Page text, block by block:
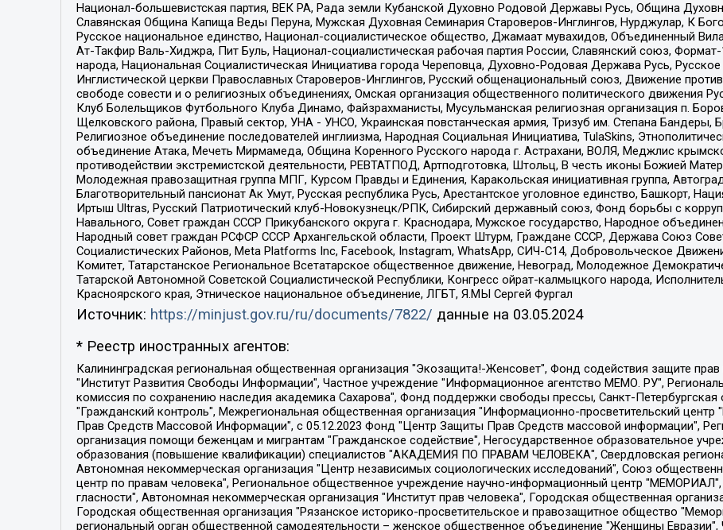
Национал-большевистская партия, ВЕК РА, Рада земли Кубанской Духовно Родовой Державы Русь, Община
Славянская Община Капища Веды Перуна, Мужская Духовная Семинария Староверов-Инглингов, Нурджулар, К
Русское национальное единство, Национал-социалистическое общество, Джамаат мувахидов, Объединенный
Ат-Такфир Валь-Хиджра, Пит Буль, Национал-социалистическая рабочая партия России, Славянский союз,
народа, Национальная Социалистическая Инициатива города Череповца, Духовно-Родовая Держава Русь,
Инглистической церкви Православных Староверов-Инглингов, Русский общенациональный союз, Движение
свободе совести и о религиозных объединениях, Омская организация общественного политического движения
Клуб Болельщиков Футбольного Клуба Динамо, Файзрахманисты, Мусульманская религиозная организация п.
Щелковского района, Правый сектор, УНА - УНСО, Украинская повстанческая армия, Тризуб им. Степана Бандеры,
Религиозное объединение последователей инглиизма, Народная Социальная Инициатива, TulaSkins,
объединение Атака, Мечеть Мирмамеда, Община Коренного Русского народа г. Астрахани, ВОЛЯ, Меджлис
противодействии экстремистской деятельности, РЕВТАТПОД, Артподготовка, Штольц, В честь иконы Божией
Молодежная правозащитная группа МПГ, Курсом Правды и Единения, Каракольская инициативная группа,
Благотворительный пансионат Ак Умут, Русская республика Русь, Арестантское уголовное единство, Башкорт,
Иртыш Ultras, Русский Патриотический клуб-Новокузнецк/РПК, Сибирский державный союз, Фонд борьбы с
Навального, Совет граждан СССР Прикубанского округа г. Краснодара, Мужское государство, Народное
Народный совет граждан РСФСР СССР Архангельской области, Проект Штурм, Граждане СССР, Держава Союз
Социалистических Районов, Meta Platforms Inc, Facebook, Instagram, WhatsApp, СИЧ-С14, Добровольческое
Комитет, Татарстанское Региональное Всетатарское общественное движение, Невоград, Молодежное
Татарской Автономной Советской Социалистической Республики, Конгресс ойрат-калмыцкого народа,
Красноярского края, Этническое национальное объединение, ЛГБТ, Я.МЫ Сергей Фургал
Источник: https://minjust.gov.ru/ru/documents/7822/ данные на 03.05.2024
* Реестр иностранных агентов:
Калининградская региональная общественная организация "Экозащита!-Женсовет", Фонд содействия защите прав и свобод граждан "Общественный вердикт", Фонд "Институт Развития Свободы Информации", Частное учреждение "Информационное агентство МЕМО. РУ", Региональная общественная организация "Общественная комиссия по сохранению наследия академика Сахарова", Фонд поддержки свободы прессы, Санкт-Петербургская общественная правозащитная организация "Гражданский контроль", Межрегиональная общественная организация "Информационно-просветительский центр "Мемориал", Региональный Фонд "Центр Защиты Прав Средств Массовой Информации", с 05.12.2023 Фонд "Центр Защиты Прав Средств массовой информации", Региональная общественная благотворительная организация помощи беженцам и мигрантам "Гражданское содействие", Негосударственное образовательное учреждение дополнительного профессионального образования (повышение квалификации) специалистов "АКАДЕМИЯ ПО ПРАВАМ ЧЕЛОВЕКА", Свердловская региональная общественная организация "Сутяжник", Автономная некоммерческая организация "Центр независимых социологических исследований", Союз общественных объединений "Российский исследовательский центр по правам человека", Региональное общественное учреждение научно-информационный центр "МЕМОРИАЛ", Некоммерческая организация "Фонд защиты гласности", Автономная некоммерческая организация "Институт прав человека", Городская общественная организация "Екатеринбургское общество "МЕМОРИАЛ", Городская общественная организация "Рязанское историко-просветительское и правозащитное общество "Мемориал" (Рязанский Мемориал), Челябинский региональный орган общественной самодеятельности – женское общественное объединение "Женщины Евразии", Челябинский региональный орган общественной самодеятельности "Уральская правозащитная группа", Фонд содействия защите здоровья и социальной справедливости имени Андрея Рылькова, Автономная Некоммерческая Организация "Аналитический Центр Юрия Левады", Автономная некоммерческая организация социальной поддержки населения "Проект Апрель", Региональная общественная организация помощи женщинам и детям, находящимся в кризисной ситуации "Информационно-методический центр "Анна", Фонд содействия развитию массовых коммуникаций и правовому просвещению "Так-так-Так", Фонд содействия устойчивому развитию "Серебряная тайга", Свердловский региональный общественный фонд социальных проектов "Новое время", "Idel.Реалии", Кавказ.Реалии, Крым.Реалии, Телеканал Настоящее Время, Татаро-башкирская служба Радио Свобода (Azatliq Radiosi), Радио Свободная Европа/Радио Свобода (PCE/PC), "Сибирь.Реалии", "Фактограф", Благотворительный фонд помощи осужденным и их семьям, Автономная некоммерческая организация "Институт глобализации и социальных движений", Фонд "В защиту прав заключенных", Частное учреждение "Центр поддержки и содействия развитию средств массовой информации", Пензенский региональный общественный благотворительный фонд "Гражданский союз", "Север.Реалии", Некоммерческая организация Фонд "Правовая инициатива", Общество с ограниченной ответственностью "Радио Свободная Европа/Радио Свобода", Чешское информационное агентство "MEDIUM-ORIENT", Красноярская региональная общественная организация "Мы против СПИДа", Камалягин Денис Николаевич, Маркелов Сергей Евгеньевич, Пономарев Лев Александрович, Савицкая Людмила Алексеевна, Автономная некоммерческая организация "Центр по работе с проблемой насилия "НАСИЛИЮ.НЕТ", Межрегиональный профессиональный союз работников здравоохранения "Альянс врачей", Юридическое лицо, зарегистрированное в Латвийской Республике, SIA "Medusa Project" (регистрационный номер 40103797863, дата регистрации 10.06.2014), Некоммерческая организация "Фонд по борьбе с коррупцией", Автономная некоммерческая организация "Институт права и публичной политики", Баданин Роман Сергеевич, Гликин Максим Александрович, Железнова Мария Михайловна, Лукьянова Юлия Сергеевна, Маетная Елизавета Витальевна, Маняхин Петр Борисович, Чуракова Ольга Владимировна, Ярош Юлия Петровна, Юридическое лицо "The Insider SIA", зарегистрированное в Риге, Латвийская Республика (дата регистрации 26.06.2015), являющееся администратором доменного имени интернет-издания "The Insider SIA", https://theins.ru, Постернак Алексей Евгеньевич, Рубин Михаил Аркадьевич, Анин Роман Александрович, Юридическое лицо Istories fonds, зарегистрированное в Латвийской Республике (регистрационный номер 50008295751, дата регистрации 24.02.2020), Великовский Дмитрий Александрович, Долинина Ирина Николаевна, Мароховская Алеся Алексеевна, Шлейнов Роман Юрьевич, Шмагун Олеся Валентиновна, Общество с ограниченной ответственностью "Альтаир 2021", Общество с ограниченной ответственностью "Вега 2021", Общество с ограниченной ответственностью "Главный редактор 2021", Общество с ограниченной ответственностью "Ромашки монолит", Важенков Артем Валерьевич, Ивановская областная общественная организация "Центр гендерных исследований", Гурман Юрий Альбертович, Медиапроект "ОВД-Инфо", Егоров Владимир Владимирович, Жилинский Владимир Александрович, Общество с ограниченной ответственностью "ЗП", Иванова София Юрьевна, Карезина Инна Павловна, Кильтау Екатерина Викторовна, Петров Алексей Викторович, Пискунов Сергей Евгеньевич, Смирнов Сергей Сергеевич, Тихонов Михаил Сергеевич, Общество с ограниченной ответственностью "ЖУРНАЛИСТ-ИНОСТРАННЫЙ АГЕНТ", Арапова Галина Юрьевна, Вольтская Татьяна Анатольевна, Американская компания "Mason G.E.S. Anonymous Foundation" (США), являющаяся владельцем интернет-издания https://mnews.world/, Компания "Stichting Bellingcat", зарегистрированная в Нидерландах (дата регистрации 11.07.2018), Захаров Андрей Вячеславович, Клепиковская Екатерина Дмитриевна, Общество с ограниченной ответственностью "МЕМО", Перл Роман Александрович, Симонов Евгений Алексеевич, Соловьева Елена Анатольевна, Сотников Даниил Владимирович, Сурначева Елизавета Дмитриевна, Автономная некоммерческая организация по защите прав человека и информированию населения "Якутия – Наше Мнение", Общество с ограниченной ответственностью "Москоу диджитал медиа", с 26.01.2023 Общество с ограниченной ответственностью "Чайка Белые сады", Ветошкина Валерия Валерьевна, Заговора Максим Александрович, Межрегиональное общественное движение "Российская ЛГБТ - сеть", Оленичев Максим Владимирович, Павлов Иван Юрьевич, Скворцова Елена Сергеевна, Общество с ограниченной ответственностью "Как бы инагент", Кочетков Игорь Викторович, Общество с ограниченной ответственностью "Честные выборы", Еланчик Олег Александрович, Общество с ограниченной ответственностью "Нобелевский призыв", Гималова Регина Эмилевна, Григорьев Андрей Валерьевич, Григорьева Алина Александровна, Ассоциация по содействию защите прав призывников, альтернативнослужащих и военнослужащих "Правозащитная группа "Гражданин.Армия.Право", Хисамова Регина Фаритовна, Автономная некоммерческая организация по реализации социально-